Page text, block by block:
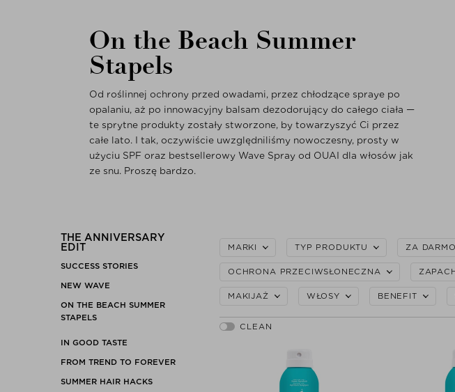
On the Beach Summer
Stapels
Od roślinnej ochrony przed owadami, przez chłodzące spraye po
opalaniu, aż po innowacyjny balsam dezodorujący do całego ciała —
te sprytne produkty zostały stworzone, by towarzyszyć Ci przez
całe lato. I tak, oczywiście uwzględniliśmy nowoczesny, prosty w
użyciu SPF oraz bestsellerowy Wave Spray od OUAI dla włosów jak
ze snu. Proszę bardzo.
THE ANNIVERSARY
EDIT
SUCCESS STORIES
NEW WAVE
ON THE BEACH SUMMER
STAPELS
IN GOOD TASTE
FROM TREND TO FOREVER
SUMMER HAIR HACKS
MARKI TYP PRODUKTU ZA
OCHRONA PRZECIWSŁONECZNA
MAKIJAŻ WŁOSY BENEFIT